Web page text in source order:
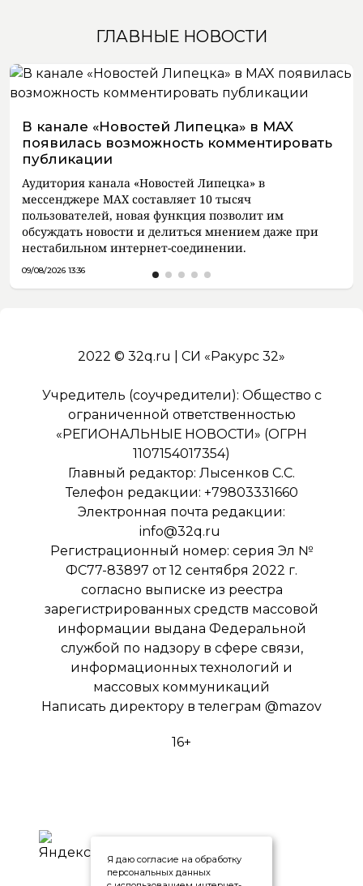
ГЛАВНЫЕ НОВОСТИ
В канале «Новостей Липецка» в MAX
появилась возможность комментировать
публикации
Аудитория канала «Новостей Липецка» в
мессенджере MAX составляет 10 тысяч
пользователей, новая функция позволит им
обсуждать новости и делиться мнением даже при
нестабильном интернет-соединении.
09/08/2026 13:36
2022 © 32q.ru | СИ «Ракурс 32»
Учредитель (соучредители): Общество с
ограниченной ответственностью
«РЕГИОНАЛЬНЫЕ НОВОСТИ» (ОГРН
1107154017354)
Главный редактор: Лысенков С.С.
Телефон редакции: +79803331660
Электронная почта редакции:
info@32q.ru
Регистрационный номер: серия Эл №
ФС77-83897 от 12 сентября 2022 г.
согласно выписке из реестра
зарегистрированных средств массовой
информации выдана Федеральной
службой по надзору в сфере связи,
информационных технологий и
массовых коммуникаций
Написать директору в телеграм @mazov
16+
Я даю согласие на обработку
персональных данных